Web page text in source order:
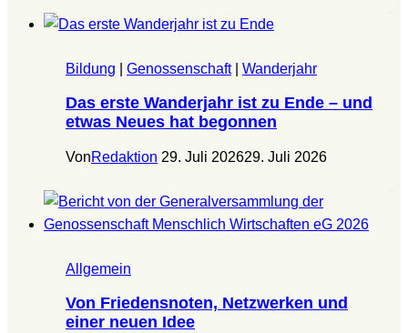
Bildung Genossenschaft| Wanderjahr
Das erste Wanderjahr ist zu Ende – und
etwas Neues hat begonnen
VonRedaktion 29. Juli 202629. Juli 2026
Allgemein
Von Friedensnoten, Netzwerken und
einer neuen Idee